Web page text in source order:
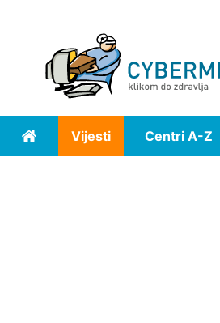
Home Vijesti Centri A-Z